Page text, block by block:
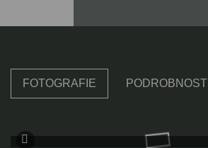
FOTOGRAFIE PODROBNOSTI